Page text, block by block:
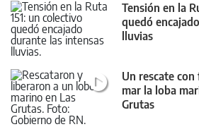
Tensión en la
quedó
lluvias
Un rescate
mar la loba
Grutas